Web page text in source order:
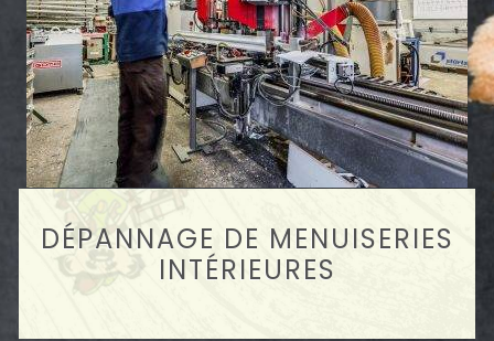
DÉPANNAGE DE MENUISERIES
INTÉRIEURES